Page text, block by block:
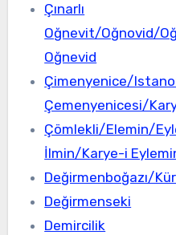
Çınarlı
Oğnevit/Oğnovid/
Oğnevid
Çimenyenice/
Çemenyenicesi/
Çömlekli/Elemin/
İlmin/Karye-i
Değirmenboğazı/
Değirmenseki
Demircilik